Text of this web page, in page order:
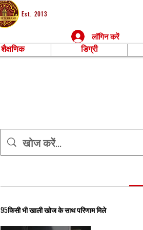
Est. 2013
लॉगिन करें
शैक्षणिक डिग्री
95किसी भी खाली खोज के साथ परिणाम मिले